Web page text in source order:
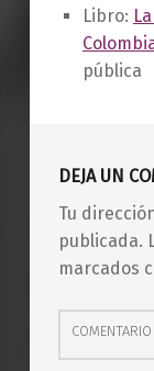
Libro:
pública
Skip back to main navigation
DEJA UN
Tu
publicada.
marcados
Comentario